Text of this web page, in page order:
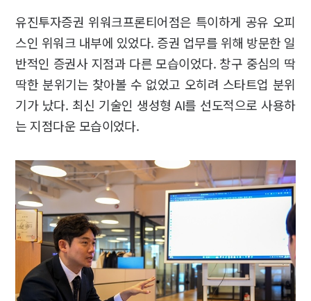
유진투자증권 위워크프론티어점은 특이하게 공유 오피
스인 위워크 내부에 있었다. 증권 업무를 위해 방문한 일
반적인 증권사 지점과 다른 모습이었다. 창구 중심의 딱
딱한 분위기는 찾아볼 수 없었고 오히려 스타트업 분위
기가 났다. 최신 기술인 생성형 AI를 선도적으로 사용하
는 지점다운 모습이었다.